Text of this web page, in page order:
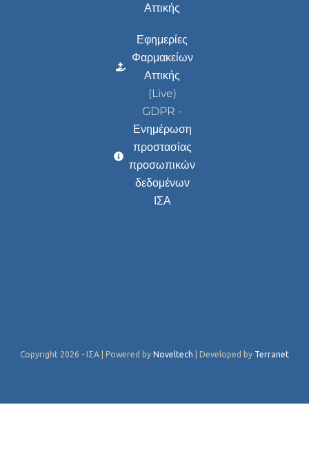
Αττικής
Εφημερίες
Φαρμακείων
Αττικής
(Live)
GDPR -
Ενημέρωση
προστασίας
προσωπικών
δεδομένων
ΙΣΑ
Copyright 2026 - ΙΣΑ | Powered by Noveltech | Developed by Terranet